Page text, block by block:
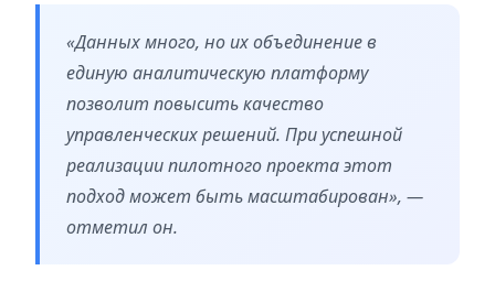
«Данных много, но их объединение в
единую аналитическую платформу
позволит повысить качество
управленческих решений. При успешной
реализации пилотного проекта этот
подход может быть масштабирован», —
отметил он.